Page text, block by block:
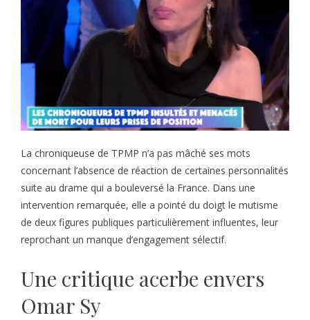
La chroniqueuse de TPMP n’a pas mâché ses mots
concernant l’absence de réaction de certaines personnalités
suite au drame qui a bouleversé la France. Dans une
intervention remarquée, elle a pointé du doigt le mutisme
de deux figures publiques particulièrement influentes, leur
reprochant un manque d’engagement sélectif.
Une critique acerbe envers
Omar Sy